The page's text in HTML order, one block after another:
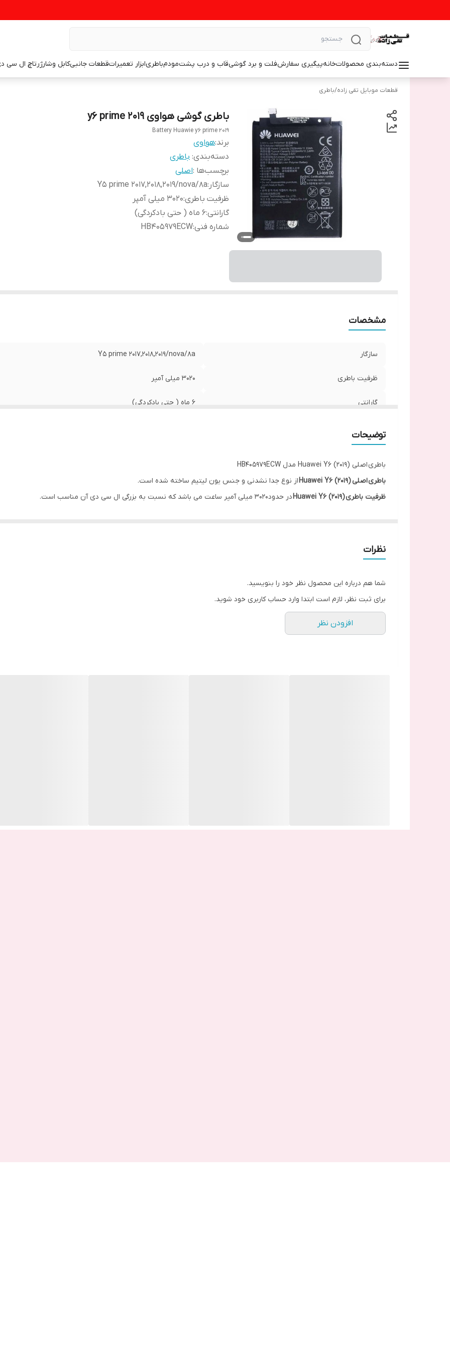
دسته‌بندی محصولاتخانهپیگیری سفارشفلت و برد گوشیقاب و درب پشتمودمباطریابزار تعمیراتقطعات جانبیکابل وشارژرتاچ ال سی
قطعات موبایل تقی زاده/باطری
باطری گوشی هواوی y6 prime 2019
Battery Huawie y6 prime 2019
برند:هواوی
دسته‌بندی: باطری
برچسب‌ها :اصلی
سازگار :
Y5 prime 2017,2018,2019/nova/8a
ظرفیت باطری:۳۰۲۰ میلی آمپر
گارانتی:۶ ماه ( حتی بادکردگی)
شماره فنی:
HB405979ECW
مشخصات
سازگار Y5 prime 2017,2018,2019/nova/8a
ظرفیت باطری ۳۰۲۰ میلی آمپر
گارانتی ۶ ماه ( حتی بادکردگی)
توضیحات
باطری اصلی Huawei Y6 (2019) مدل HB405979ECW
باطری اصلیHuawei Y6 (2019)از نوع جدا نشدنی و جنس یون لیتیم ساخته شده است.
ظرفیت باطری Huawei Y6 (2019)
در حدود3020 میلی آمپر ساعت می باشد که نسبت به بزرگی ال سی دی آن مناسب است.
برای شناسایی قدرت عملکرد
با توجه به استفاده روزافزون از اینترنت این مدت زمان بسیار خوب است.
نظرات
شما هم درباره این محصول نظر خود را بنویسید.
برای ثبت نظر، لازم است ابتدا وارد حساب کاربری خود شوید.
افزودن نظر